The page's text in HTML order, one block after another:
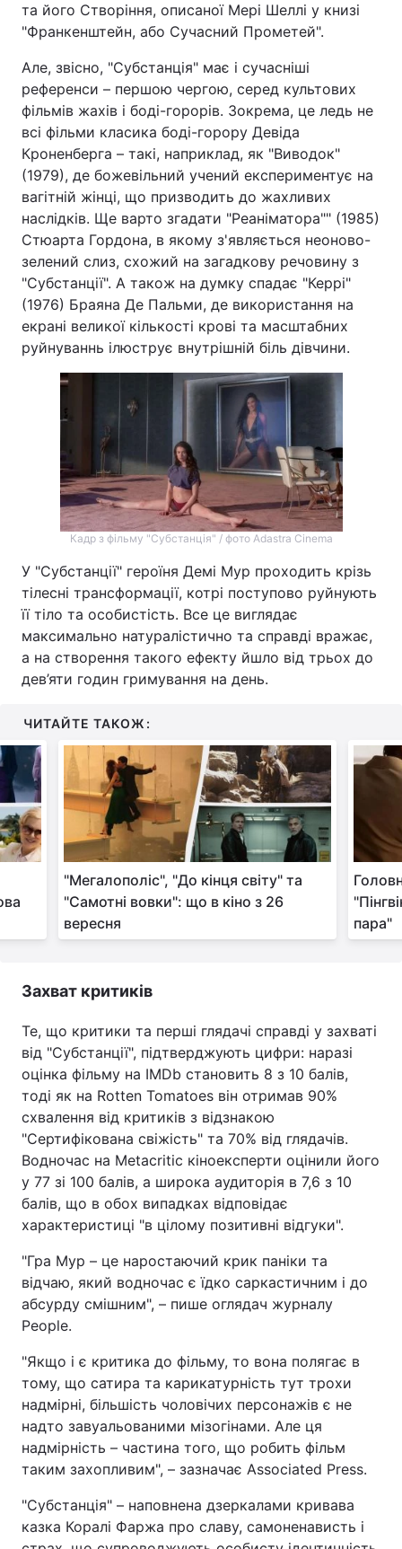
та його Створіння, описаної Мері Шеллі у книзі
"Франкенштейн, або Сучасний Прометей".
Але, звісно, "Субстанція" має і сучасніші
референси – першою чергою, серед культових
фільмів жахів і боді-горорів. Зокрема, це ледь не
всі фільми класика боді-горору Девіда
Кроненберга – такі, наприклад, як "Виводок"
(1979), де божевільний учений експериментує на
вагітній жінці, що призводить до жахливих
наслідків. Ще варто згадати "Реаніматора"" (1985)
Стюарта Гордона, в якому з'являється неоново-
зелений слиз, схожий на загадкову речовину з
"Субстанції". А також на думку спадає "Керрі"
(1976) Браяна Де Пальми, де використання на
екрані великої кількості крові та масштабних
руйнуваннь ілюструє внутрішній біль дівчини.
Кадр з фільму "Субстанція" / фото Adastra Cinema
У "Субстанції" героїня Демі Мур проходить крізь
тілесні трансформації, котрі поступово руйнують
її тіло та особистість. Все це виглядає
максимально натуралістично та справді вражає,
а на створення такого ефекту йшло від трьох до
дев’яти годин гримування на день.
ЧИТАЙТЕ ТАКОЖ:
"Мегалополіс", "До кінця світу" та
"Самотні вовки": що в кіно з 26
вересня
пара"
Захват критиків
Те, що критики та перші глядачі справді у захваті
від "Субстанції", підтверджують цифри: наразі
оцінка фільму на IMDb становить 8 з 10 балів,
тоді як на Rotten Tomatoes він отримав 90%
схвалення від критиків з відзнакою
"Сертифікована свіжість" та 70% від глядачів.
Водночас на Metacritic кіноексперти оцінили його
у 77 зі 100 балів, а широка аудиторія в 7,6 з 10
балів, що в обох випадках відповідає
характеристиці "в цілому позитивні відгуки".
"Гра Мур – це наростаючий крик паніки та
відчаю, який водночас є їдко саркастичним і до
абсурду смішним", – пише оглядач журналу
People.
"Якщо і є критика до фільму, то вона полягає в
тому, що сатира та карикатурність тут трохи
надмірні, більшість чоловічих персонажів є не
надто завуальованими мізогінами. Але ця
надмірність – частина того, що робить фільм
таким захопливим", – зазначає Associated Press.
"Субстанція" – наповнена дзеркалами кривава
казка Коралі Фаржа про славу, самоненависть і